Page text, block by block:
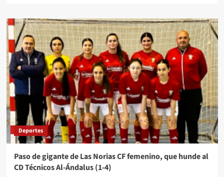
Las
Norias
CF
se
encoge
y
Berja
CF
pasa
por
encima
(5-
Deportes
Paso de gigante de Las Norias CF femenino, que hunde al
CD Técnicos Al-Ándalus (1-4)